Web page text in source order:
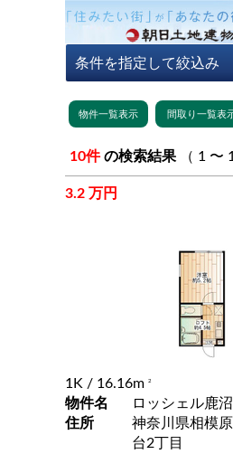
10件 の検索結果
3.2 万円
1K / 16.16m 2
物件名
ロッシェル鹿
住所
神奈川県相模
台2丁目